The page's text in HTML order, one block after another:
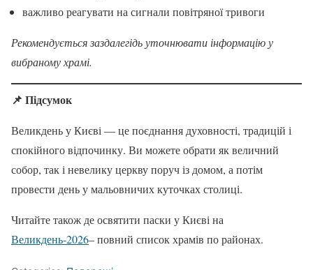
важливо реагувати на сигнали повітряної тривоги
Рекомендується заздалегідь уточнювати інформацію у
вибраному храмі.
📌 Підсумок
Великдень у Києві — це поєднання духовності, традицій і
спокійного відпочинку. Ви можете обрати як величний
собор, так і невелику церкву поруч із домом, а потім
провести день у мальовничих куточках столиці.
Читайте також де освятити паски у Києві на
Великдень-2026– повний список храмів по районах.